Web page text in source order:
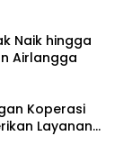
Naik hingga
Airlangga
Koperasi
Layanan